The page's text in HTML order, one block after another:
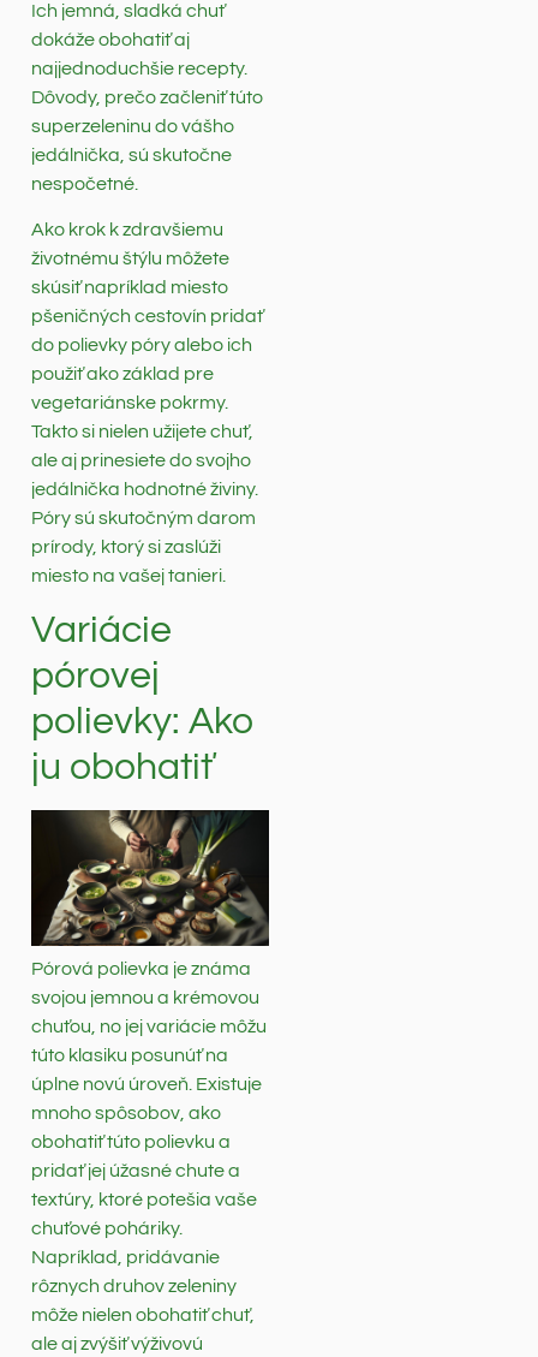
Ich jemná, sladká chuť
dokáže obohatiť aj
najjednoduchšie recepty.
Dôvody, prečo začleniť túto
superzeleninu do vášho
jedálnička, sú skutočne
nespočetné.
Ako krok k zdravšiemu
životnému štýlu môžete
skúsiť napríklad miesto
pšeničných cestovín pridať
do polievky póry alebo ich
použiť ako základ pre
vegetariánske pokrmy.
Takto si nielen užijete chuť,
ale aj prinesiete do svojho
jedálnička hodnotné živiny.
Póry sú skutočným darom
prírody, ktorý si zaslúži
miesto na vašej tanieri.
Variácie
pórovej
polievky: Ako
ju obohatiť
Pórová polievka je známa
svojou jemnou a krémovou
chuťou, no jej variácie môžu
túto klasiku posunúť na
úplne novú úroveň. Existuje
mnoho spôsobov, ako
obohatiť túto polievku a
pridať jej úžasné chute a
textúry, ktoré potešia vaše
chuťové poháriky.
Napríklad, pridávanie
rôznych druhov zeleniny
môže nielen obohatiť chuť,
ale aj zvýšiť výživovú